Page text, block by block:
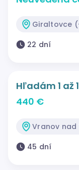
Giraltovce
22 dní
Hľadám 1 až
440 €
Vranov nad
45 dní